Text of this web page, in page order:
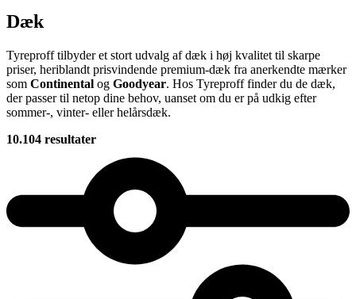
Dæk
Tyreproff tilbyder et stort udvalg af dæk i høj kvalitet til skarpe
priser, heriblandt prisvindende premium-dæk fra anerkendte mærker
som Continental og Goodyear. Hos Tyreproff finder du de dæk,
der passer til netop dine behov, uanset om du er på udkig efter
sommer-, vinter- eller helårsdæk.
10.104 resultater